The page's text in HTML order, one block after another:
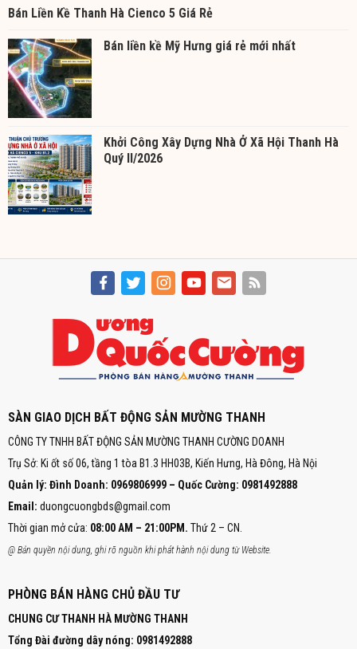
Bán Liền Kề Thanh Hà Cienco 5 Giá Rẻ
Bán liền kề Mỹ Hưng giá rẻ mới nhất
Khởi Công Xây Dựng Nhà Ở Xã Hội Thanh Hà
Quý II/2026
SÀN GIAO DỊCH BẤT ĐỘNG SẢN MƯỜNG THANH
CÔNG TY TNHH BẤT ĐỘNG SẢN MƯỜNG THANH CƯỜNG DOANH
Trụ Sở: Ki ốt số 06, tầng 1 tòa B1.3 HH03B, Kiến Hưng, Hà Đông, Hà Nội
Quản lý: Đình Doanh: 0969806999 – Quốc Cường: 0981492888
Email: duongcuongbds@gmail.com
Thời gian mở cửa: 08:00 AM – 21:00PM. Thứ 2 – CN.
@ Bản quyền nội dung, ghi rõ nguồn khi phát hành nội dung từ Website.
PHÒNG BÁN HÀNG CHỦ ĐẦU TƯ
CHUNG CƯ THANH HÀ MƯỜNG THANH
Tổng Đài đường dây nóng: 0981492888